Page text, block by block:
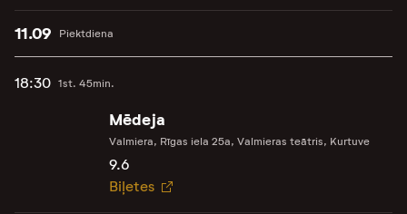
Piektdiena
11.09
18:30 1st. 45min.
Mēdeja
Valmiera, Rīgas iela 25a, Valmieras teātris, Kurtuve
9.6
Biļetes